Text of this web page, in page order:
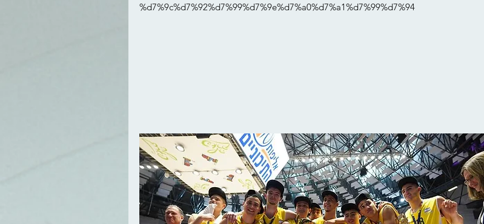
%d7%9c%d7%92%d7%99%d7%9e%d7%a0%d7%a1%d7%99%d7%94